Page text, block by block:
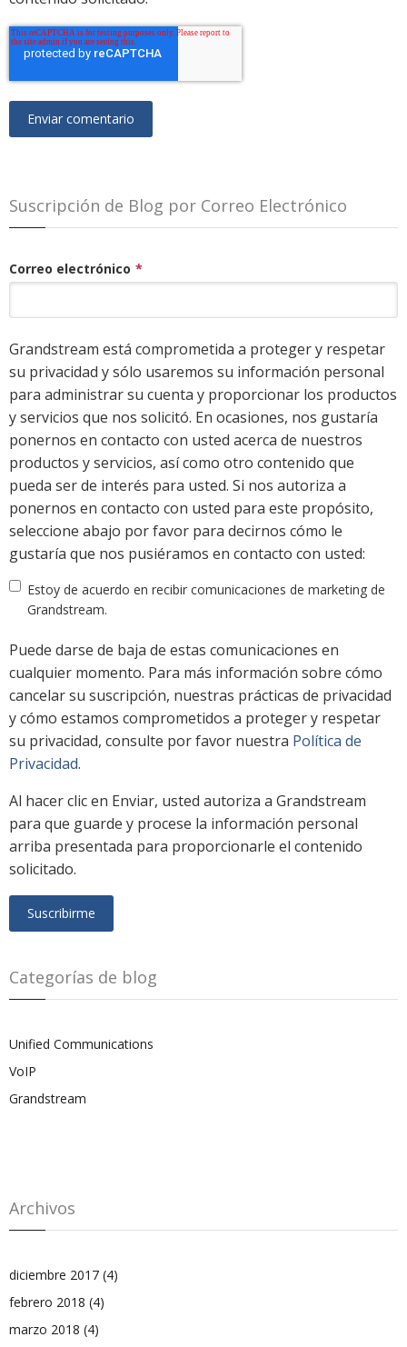
Suscripción de Blog por Correo Electrónico
Correo electrónico *
Grandstream está comprometida a proteger y respetar
su privacidad y sólo usaremos su información personal
para administrar su cuenta y proporcionar los productos
y servicios que nos solicitó. En ocasiones, nos gustaría
ponernos en contacto con usted acerca de nuestros
productos y servicios, así como otro contenido que
pueda ser de interés para usted. Si nos autoriza a
ponernos en contacto con usted para este propósito,
seleccione abajo por favor para decirnos cómo le
gustaría que nos pusiéramos en contacto con usted:
Estoy de acuerdo en recibir comunicaciones de marketing de
Grandstream.
Puede darse de baja de estas comunicaciones en
cualquier momento. Para más información sobre cómo
cancelar su suscripción, nuestras prácticas de privacidad
y cómo estamos comprometidos a proteger y respetar
su privacidad, consulte por favor nuestra Política de
Privacidad.
Al hacer clic en Enviar, usted autoriza a Grandstream
para que guarde y procese la información personal
arriba presentada para proporcionarle el contenido
solicitado.
Categorías de blog
Unified Communications
VoIP
Grandstream
Archivos
diciembre 2017 (4)
febrero 2018 (4)
marzo 2018 (4)